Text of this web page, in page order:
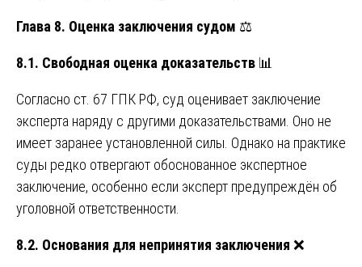
Глава 8. Оценка заключения судом ⚖️
8.1. Свободная оценка доказательств 📊
Согласно ст. 67 ГПК РФ, суд оценивает заключение
эксперта наряду с другими доказательствами. Оно не
имеет заранее установленной силы. Однако на практике
суды редко отвергают обоснованное экспертное
заключение, особенно если эксперт предупреждён об
уголовной ответственности.
8.2. Основания для непринятия заключения ❌